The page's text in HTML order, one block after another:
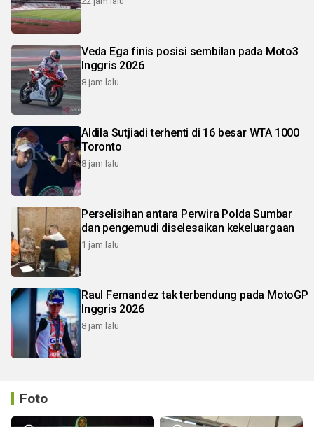
Veda Ega finis posisi sembilan pada Moto3
Inggris 2026
8 jam lalu
Aldila Sutjiadi terhenti di 16 besar WTA 1000
Toronto
8 jam lalu
Perselisihan antara Perwira Polda Sumbar
dan pengemudi diselesaikan kekeluargaan
1 jam lalu
Raul Fernandez tak terbendung pada MotoGP
Inggris 2026
8 jam lalu
Foto